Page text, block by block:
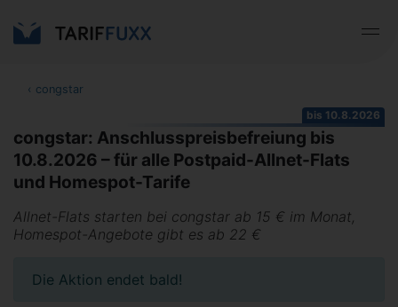
‹ congstar
bis 10.8.2026
congstar: Anschlusspreisbefreiung bis
10.8.2026 – für alle Postpaid-Allnet-Flats
und Homespot-Tarife
Allnet-Flats starten bei congstar ab 15 € im Monat,
Homespot-Angebote gibt es ab 22 €
Die Aktion endet bald!